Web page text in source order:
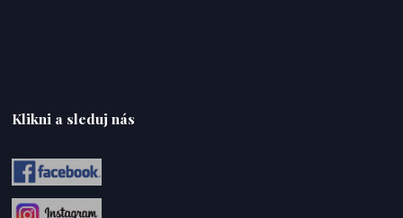
Klikni a sleduj nás